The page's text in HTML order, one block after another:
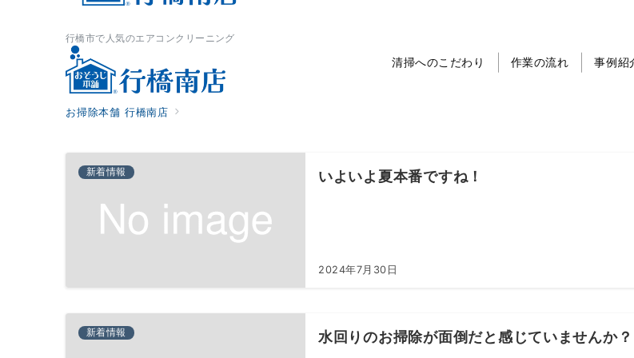
行橋市で人気のエアコンクリーニング
清掃へのこだわり 作業の流れ 事例紹
お掃除本舗 行橋南店
新着情報 いよいよ夏本番ですね！
2024年7月30日
新着情報 水回りのお掃除が面倒だと感じていませんか？